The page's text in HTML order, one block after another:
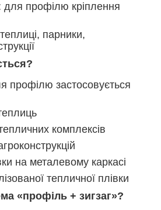
для профілю кріплення
парники,
профілю застосовується
комплексів
на металевому каркасі
тепличної плівки
«профіль + зигзаг»?